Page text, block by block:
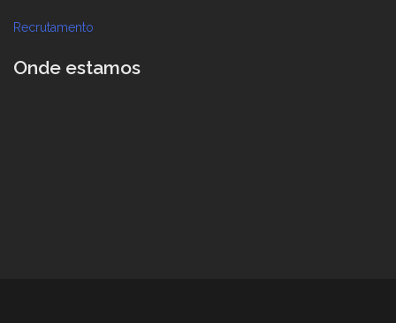
Recrutamento
Onde estamos